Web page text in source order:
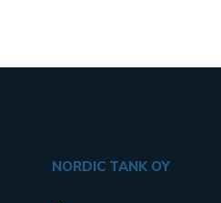
NORDIC TANK OY